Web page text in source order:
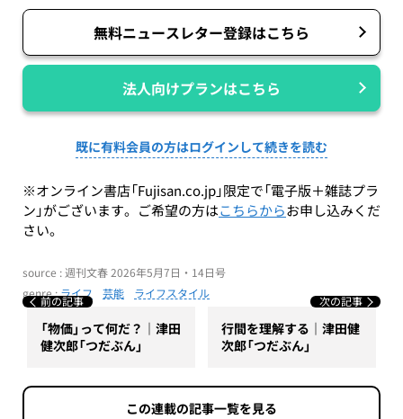
無料ニュースレター登録はこちら
法人向けプランはこちら
既に有料会員の方はログインして続きを読む
※オンライン書店「Fujisan.co.jp」限定で「電子版＋雑誌プラ
ン」がございます。ご希望の方はこちらからお申し込みくだ
さい。
source : 週刊文春 2026年5月7日・14日号
genre :ライフ 芸能 ライフスタイル
前の記事
「物価」って何だ？｜津田
健次郎「つだぶん」
次の記事
行間を理解する｜津田健
次郎「つだぶん」
この連載の記事一覧を見る